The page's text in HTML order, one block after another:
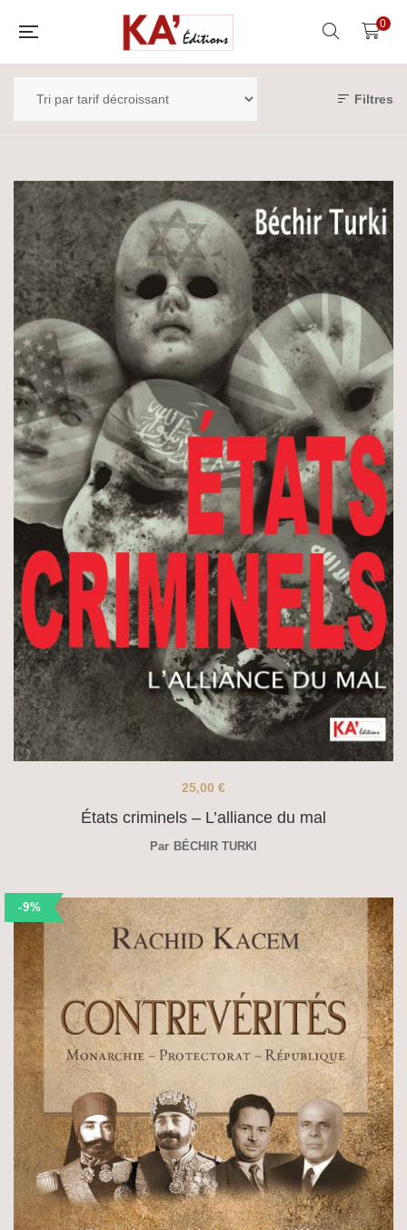
0
Filtres
États criminels – L’alliance du mal
25,00 €
Par BÉCHIR TURKI
-9%